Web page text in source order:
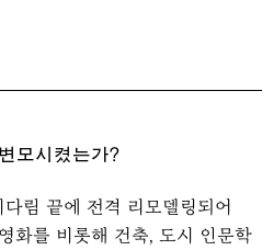
모시켰는가?
다림 끝에 전격 리모델링되어
화를 비롯해 건축, 도시 인문학